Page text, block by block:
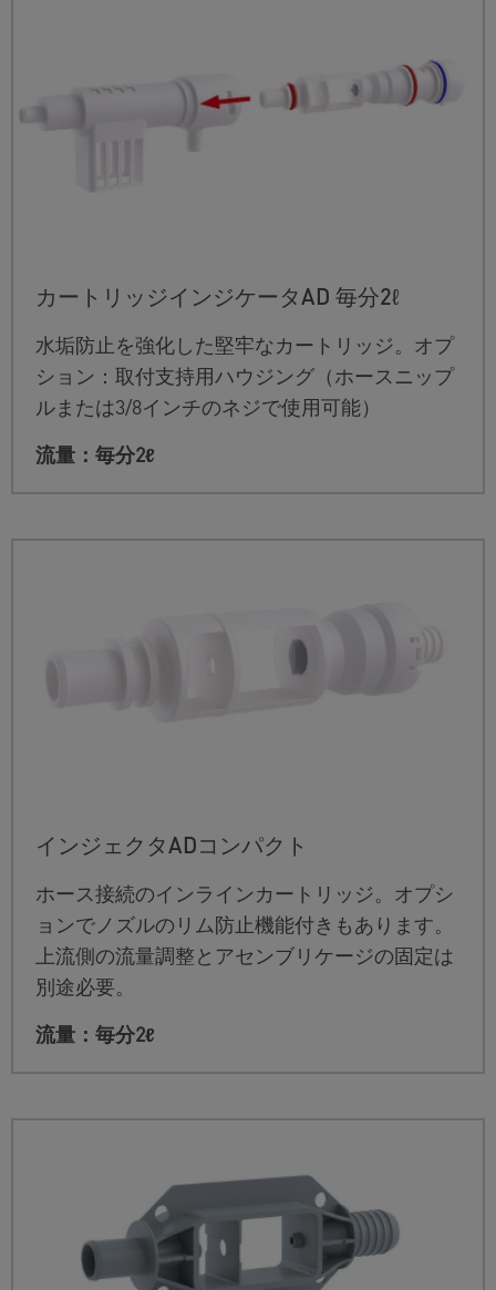
カートリッジインジケータAD 毎分2ℓ
水垢防止を強化した堅牢なカートリッジ。オプ
ション：取付支持用ハウジング（ホースニップ
ルまたは3/8インチのネジで使用可能）
流量：毎分2ℓ
インジェクタADコンパクト
ホース接続のインラインカートリッジ。オプシ
ョンでノズルのリム防止機能付きもあります。
上流側の流量調整とアセンブリケージの固定は
別途必要。
流量：毎分2ℓ